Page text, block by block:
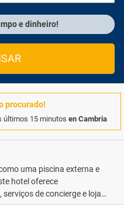
e dinheiro!
procurado!
últimos 15 minutos en Cambria
uma piscina externa e
hotel oferece
de concierge e loja
presentes